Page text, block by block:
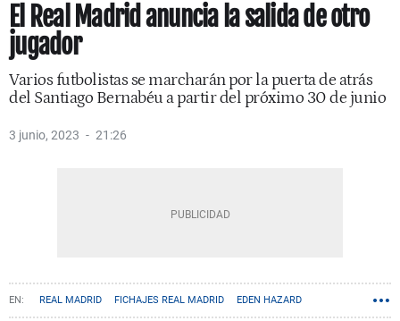
El Real Madrid anuncia la salida de otro
jugador
Varios futbolistas se marcharán por la puerta de atrás
del Santiago Bernabéu a partir del próximo 30 de junio
3 junio, 2023 21:26
REAL MADRID FICHAJES REAL MADRID EDEN HAZARD